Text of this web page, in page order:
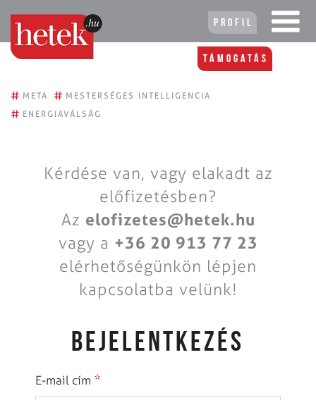
Profil
Támogatás
# META # MESTERSÉGES INTELLIGENCIA
# ENERGIAVÁLSÁG
Kérdése van, vagy elakadt az
előfizetésben?
Az elofizetes@hetek.hu
vagy a +36 20 913 77 23
elérhetőségünkön lépjen
kapcsolatba velünk!
BEJELENTKEZÉS
E-mail cím *